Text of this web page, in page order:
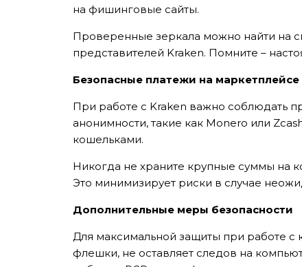
TƯ VẤN MIỄN
на фишинговые сайты.
Проверенные зеркала можно найти на
представителей Kraken. Помните –
Безопасные платежи на маркетплейсе
При работе с Kraken важно соблюдать
анонимности, такие как Monero или
кошельками.
Никогда не храните крупные суммы на
Это минимизирует риски в случае
Дополнительные меры безопасности
Для максимальной защиты при работе с
флешки, не оставляет следов на